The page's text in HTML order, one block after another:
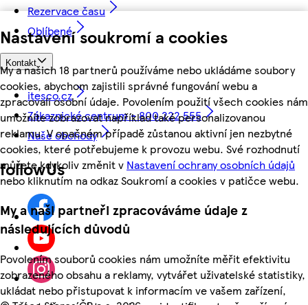
Nastavení soukromí a cookies
My a našich 18 partnerů používáme nebo ukládáme soubory
cookies, abychom zajistili správné fungování webu a
zpracovali osobní údaje. Povolením použití všech cookies nám
umožníte zobrazovat například také personalizovanou
reklamu. V opačném případě zůstanou aktivní jen nezbytné
cookies, které potřebujeme k provozu webu. Své rozhodnutí
můžete kdykoliv změnit v Nastavení ochrany osobních údajů
nebo kliknutím na odkaz Soukromí a cookies v patičce webu.
My a naši partneři zpracováváme údaje z
následujících důvodů
Povolením souborů cookies nám umožníte měřit efektivitu
zobrazeného obsahu a reklamy, vytvářet uživatelské statistiky,
ukládat nebo přistupovat k informacím ve vašem zařízení,
Rezervace času
Oblíbené
Kontakt
itesco.cz
Zákaznické centrum - 800 222 555
Naše obchody
followUs